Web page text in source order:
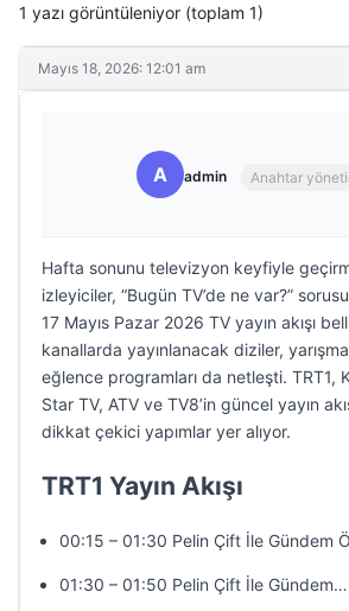
1 yazı görüntüleniyor (toplam 1)
Mayıs 18, 2026: 12:01 am
A admin Anahtar
Hafta sonunu televizyon keyfiyle
izleyiciler, “Bugün TV’de ne var?”
17 Mayıs Pazar 2026 TV yayın akışı
kanallarda yayınlanacak diziler,
eğlence programları da netleşti. TRT1,
Star TV, ATV ve TV8’in güncel yayın
dikkat çekici yapımlar yer alıyor.
TRT1 Yayın Akışı
00:15 – 01:30 Pelin Çift İle Gündem
01:30 – 01:50 Pelin Çift İle Gündem…